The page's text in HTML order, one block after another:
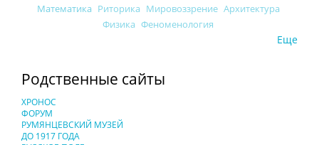
Математика Риторика Мировоззрение Архитектура
Физика Феноменология
Еще
Родственные сайты
ХРОНОС
ФОРУМ
РУМЯНЦЕВСКИЙ МУЗЕЙ
ДО 1917 ГОДА